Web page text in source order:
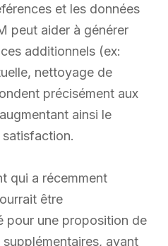
et les données
peut aider à générer
additionnels (ex:
nettoyage de
précisément aux
ainsi le
qui a récemment
être
pour une proposition de
avant